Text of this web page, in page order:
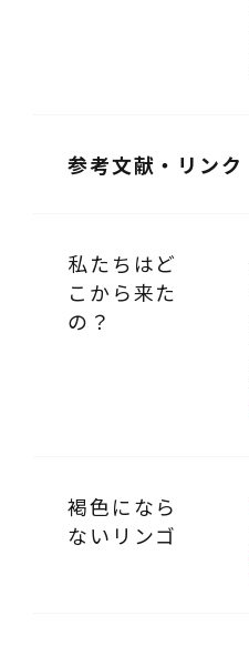
参考文献・リンク
私たちはど
こから来た
の？
褐色になら
ないリンゴ